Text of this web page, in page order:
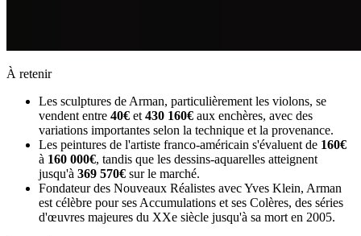
À retenir
Les sculptures de Arman, particulièrement les violons, se
vendent entre 40€ et 430 160€ aux enchères, avec des
variations importantes selon la technique et la provenance.
Les peintures de l'artiste franco-américain s'évaluent de 160€
à 160 000€, tandis que les dessins-aquarelles atteignent
jusqu'à 369 570€ sur le marché.
Fondateur des Nouveaux Réalistes avec Yves Klein, Arman
est célèbre pour ses Accumulations et ses Colères, des séries
d'œuvres majeures du XXe siècle jusqu'à sa mort en 2005.